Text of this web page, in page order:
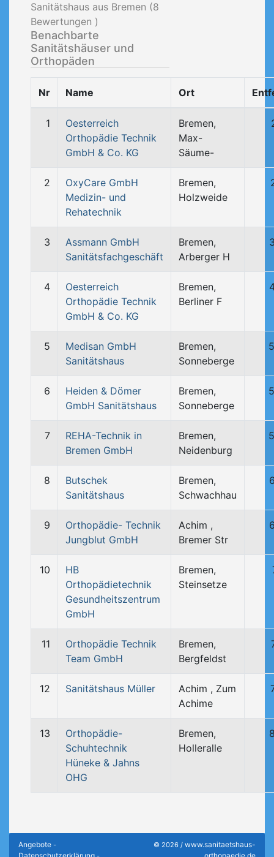
Sanitätshaus aus Bremen (8
Bewertungen )
Benachbarte
Sanitätshäuser und
Orthopäden
Nr Name Ort
1
Oesterreich
Orthopädie Technik
GmbH & Co. KG
Bremen,
Max-
Säume-
2
OxyCare GmbH
Medizin- und
Rehatechnik
Bremen,
Holzweide
3
Assmann GmbH
Sanitätsfachgeschäft
Bremen,
Arberger H
4
Oesterreich
Orthopädie Technik
GmbH & Co. KG
Bremen,
Berliner F
5
Medisan GmbH
Sanitätshaus
Bremen,
Sonneberge
6
Heiden & Dömer
GmbH Sanitätshaus
Bremen,
Sonneberge
7
REHA-Technik in
Bremen GmbH
Bremen,
Neidenburg
8
Butschek
Sanitätshaus
Bremen,
Schwachhau
9
Orthopädie- Technik
Jungblut GmbH
Achim ,
Bremer Str
10
HB
Orthopädietechnik
Gesundheitszentrum
GmbH
Bremen,
Steinsetze
11
Orthopädie Technik
Team GmbH
Bremen,
Bergfeldst
12 Sanitätshaus Müller
Achim , Zum
Achime
13
Orthopädie-
Schuhtechnik
Hüneke & Jahns
OHG
Bremen,
Holleralle
Angebote - © 2026 / www.sanitaetshaus-